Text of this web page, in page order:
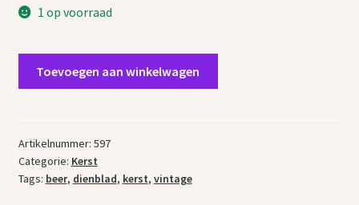
1 op voorraad
dienblaadje
Toevoegen aan winkelwagen
Artikelnummer: 597
Categorie: Kerst
Tags: beer, dienblad, kerst, vintage